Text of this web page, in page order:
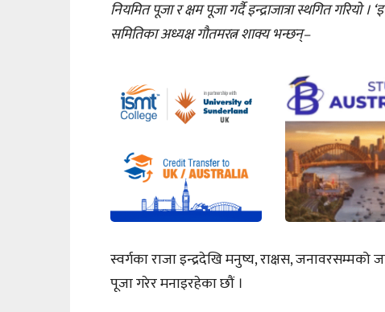
नियमित पूजा र क्षम पूजा गर्दै इन्द्राजात्रा स्थगित गरियो ।
समितिका अध्यक्ष गौतमरत्न शाक्य भन्छन्–
स्वर्गका राजा इन्द्रदेखि मनुष्य, राक्षस, जनावरसम्मको
पूजा गरेर मनाइरहेका छौं ।